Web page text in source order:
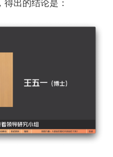
出的结论是：